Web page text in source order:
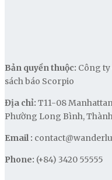
Bản quyền thuộc: Công
sách báo Scorpio
Địa chỉ: T11-08
Phường Long Bình,
Email :
Phone: (+84) 3420 55555